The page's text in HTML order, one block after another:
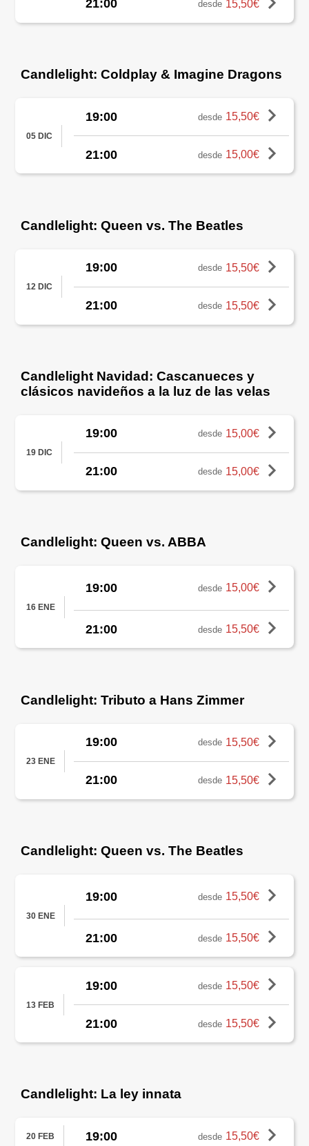
21:00 desde 15,50€
Candlelight: Coldplay & Imagine Dragons
05 DIC
19:00 desde 15,50€
21:00 desde 15,00€
Candlelight: Queen vs. The Beatles
12 DIC
19:00 desde 15,50€
21:00 desde 15,50€
Candlelight Navidad: Cascanueces y
clásicos navideños a la luz de las velas
19 DIC
19:00 desde 15,00€
21:00 desde 15,00€
Candlelight: Queen vs. ABBA
16 ENE
19:00 desde 15,00€
21:00 desde 15,50€
Candlelight: Tributo a Hans Zimmer
23 ENE
19:00 desde 15,50€
21:00 desde 15,50€
Candlelight: Queen vs. The Beatles
30 ENE
19:00 desde 15,50€
21:00 desde 15,50€
13 FEB
19:00 desde 15,50€
21:00 desde 15,50€
Candlelight: La ley innata
20 FEB 19:00 desde 15,50€